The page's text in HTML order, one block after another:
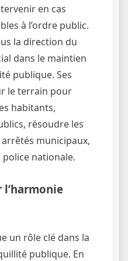
en cas
à l’ordre public.
la direction du
dans le maintien
publique. Ses
le terrain pour
habitants,
résoudre les
municipaux,
nationale.
l’harmonie
un rôle clé dans la
publique. En